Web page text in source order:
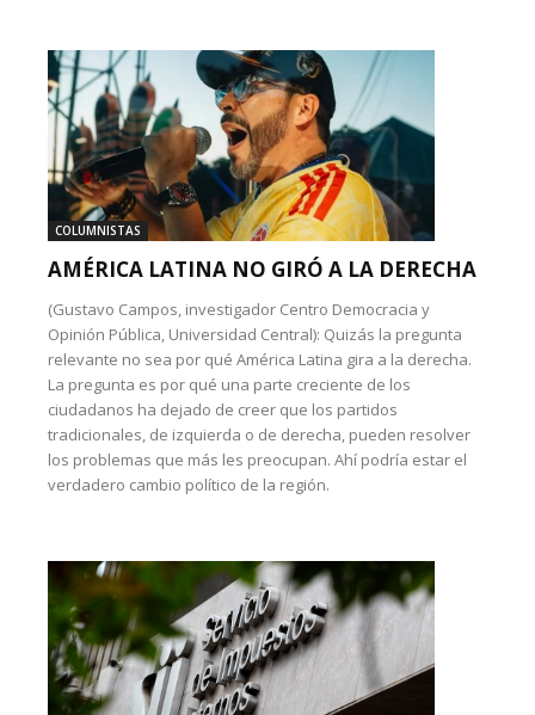
COLUMNISTAS
AMÉRICA LATINA NO GIRÓ A LA DERECHA
(Gustavo Campos, investigador Centro Democracia y
Opinión Pública, Universidad Central): Quizás la pregunta
relevante no sea por qué América Latina gira a la derecha.
La pregunta es por qué una parte creciente de los
ciudadanos ha dejado de creer que los partidos
tradicionales, de izquierda o de derecha, pueden resolver
los problemas que más les preocupan. Ahí podría estar el
verdadero cambio político de la región.